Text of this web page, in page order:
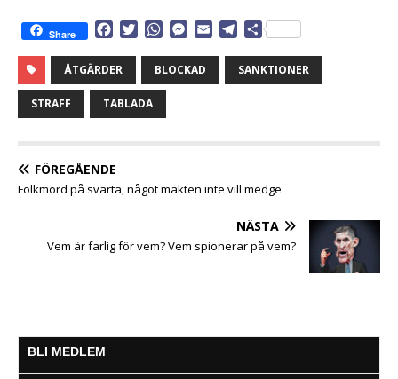
Share
c
e
b
o
t
t
e
W
a
t
A
M
s
s
i
l
e
D
l
a
ÅTGÄRDER BLOCKAD SANKTIONER
STRAFF TABLADA
FÖREGÅENDE
Folkmord på svarta, något makten inte vill medge
NÄSTA
Vem är farlig för vem? Vem spionerar på vem?
BLI MEDLEM